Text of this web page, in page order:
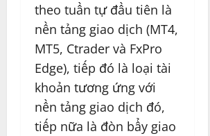
theo tuần tự đầu tiên là
nền tảng giao dịch (MT4,
MT5, Ctrader và FxPro
Edge), tiếp đó là loại tài
khoản tương ứng với
nền tảng giao dịch đó,
tiếp nữa là đòn bẩy giao